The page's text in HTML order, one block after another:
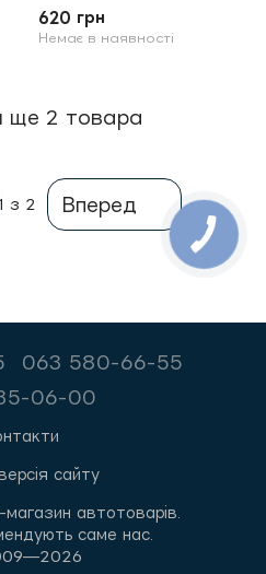
620 грн
Немає в наявності
ще 2 товара
з 2 Вперед
063 580-66-55
06-00
сайту
автотоварів.
саме нас.